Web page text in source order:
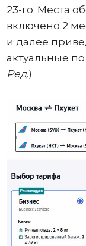
23-го. Места
включено 2
и далее
актуальные по
Ред.)